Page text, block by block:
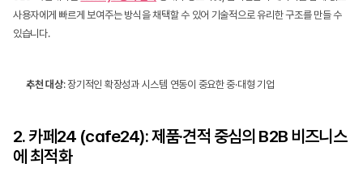
사용자에게 빠르게 보여주는 방식을 채택할 수 있어 기술적으로 유리한 구조를 만들 수
있습니다.
추천 대상: 장기적인 확장성과 시스템 연동이 중요한 중·대형 기업
2. 카페24 (cafe24): 제품·견적 중심의 B2B 비즈니스
에 최적화